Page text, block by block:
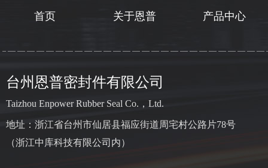
首页 关于恩普 产品中心
台州恩普密封件有限公司
Taizhou Enpower Rubber Seal Co.，Ltd.
地址：浙江省台州市仙居县福应街道周宅村公路片78号
（浙江中库科技有限公司内）